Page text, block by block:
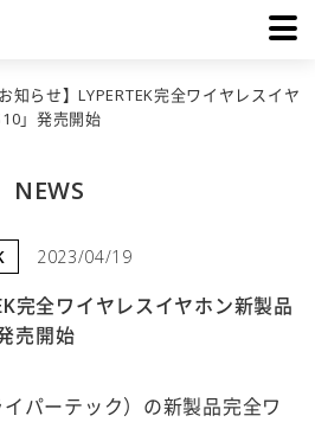
お知らせ】LYPERTEK完全ワイヤレスイヤ
」発売開始
NEWS
2023/04/19
完全ワイヤレスイヤホン新製品
売開始
パーテック）の新製品完全ワ